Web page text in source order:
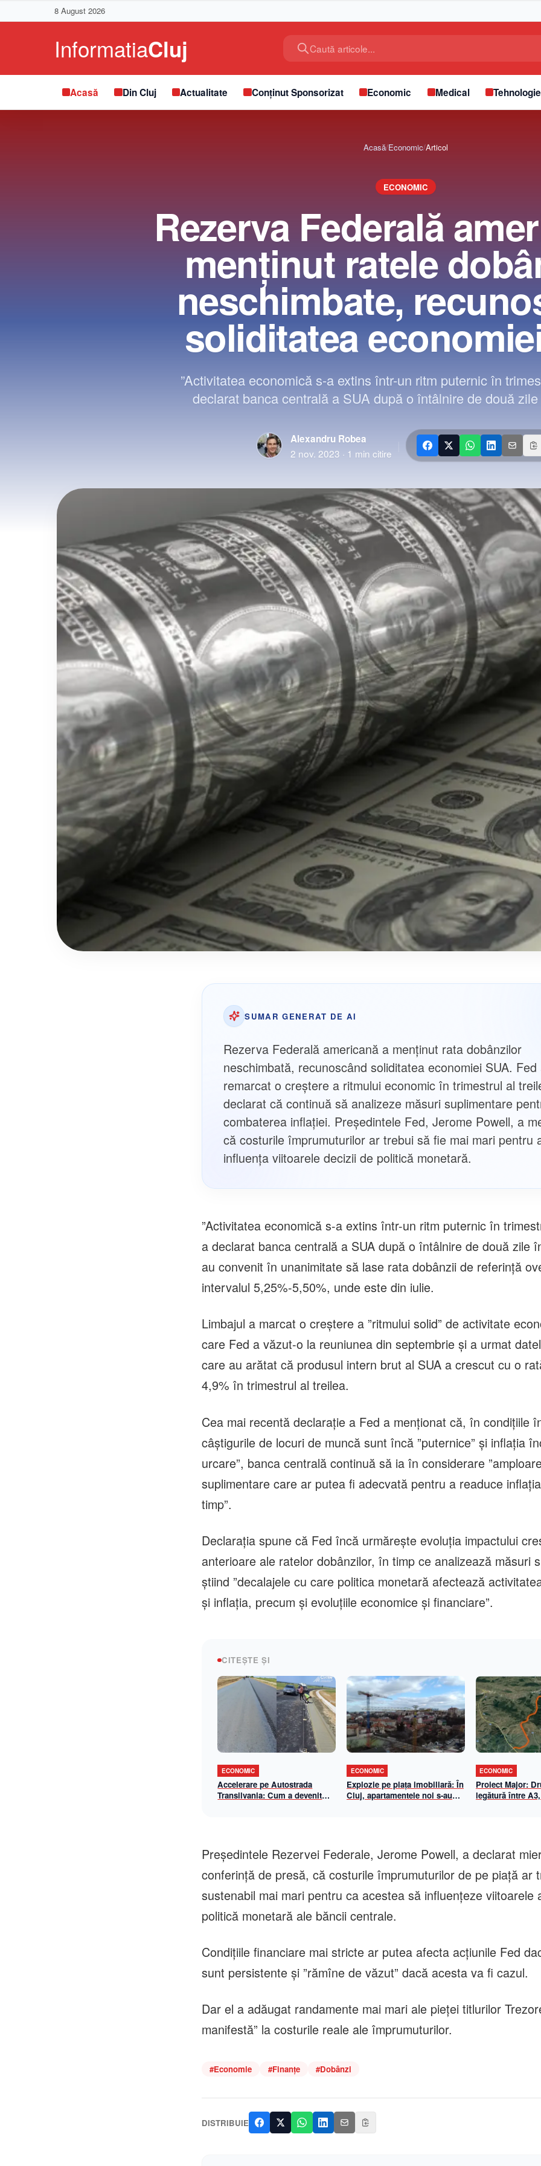
8 August 2026
Caută articole...
Acasă Din Cluj Actualitate Conținut Sponsorizat Economic Medical Tehnologie
Acasă/Economic/Articol
ECONOMIC
Rezerva Federală
menţinut ratele
neschimbate,
soliditatea
”Activitatea economică s-a extins într-un ritm puternic în
declarat banca centrală a SUA după o întâlnire de două
Alexandru Robea
2 nov. 2023 · 1 min citire
SUMAR GENERAT DE AI
Rezerva Federală americană a menținut rata dobânzilor
neschimbată, recunoscând soliditatea economiei SUA. Fed
remarcat o creștere a ritmului economic în trimestrul al
declarat că continuă să analizeze măsuri suplimentare
combaterea inflației. Președintele Fed, Jerome Powell, a
că costurile împrumuturilor ar trebui să fie mai mari pentru
influența viitoarele decizii de politică monetară.
”Activitatea economică s-a extins într-un ritm puternic în
a declarat banca centrală a SUA după o întâlnire de două zile
au convenit în unanimitate să lase rata dobânzii de referinţă
intervalul 5,25%-5,50%, unde este din iulie.
Limbajul a marcat o creştere a ”ritmului solid” de activitate
care Fed a văzut-o la reuniunea din septembrie şi a urmat
care au arătat că produsul intern brut al SUA a crescut cu o
4,9% în trimestrul al treilea.
Cea mai recentă declaraţie a Fed a menţionat că, în condiţiile
câştigurile de locuri de muncă sunt încă ”puternice” şi inflaţia
urcare”, banca centrală continuă să ia în considerare
suplimentare care ar putea fi adecvată pentru a readuce
timp”.
Declaraţia spune că Fed încă urmăreşte evoluţia impactului
anterioare ale ratelor dobânzilor, în timp ce analizează măsuri
ştiind ”decalajele cu care politica monetară afectează
şi inflaţia, precum şi evoluţiile economice şi financiare”.
CITEȘTE ȘI
ECONOMIC
Accelerare pe Autostrada
Transilvania: Cum a devenit
ECONOMIC
Explozie pe piața imobiliară: În
Cluj, apartamentele noi s-au
ECONOMIC
Proiect Major:
legătură între
Preşedintele Rezervei Federale, Jerome Powell, a declarat
conferinţă de presă, că costurile împrumuturilor de pe piaţă ar
sustenabil mai mari pentru ca acestea să influenţeze viitoarele
politică monetară ale băncii centrale.
Condiţiile financiare mai stricte ar putea afecta acţiunile Fed
sunt persistente şi ”rămîne de văzut” dacă acesta va fi cazul.
Dar el a adăugat randamente mai mari ale pieţei titlurilor
manifestă” la costurile reale ale împrumuturilor.
#Economie #Finanțe #Dobânzi
DISTRIBUIE